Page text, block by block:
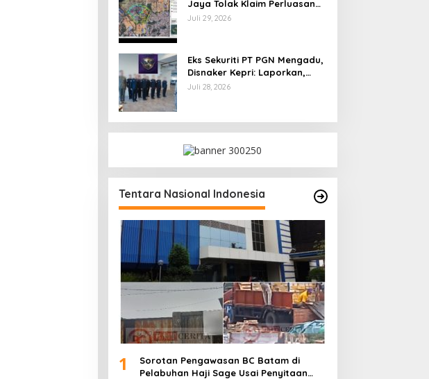
Jaya Tolak Klaim Perluasan
Kampung Tua Batu Merah
Juli 29, 2026
Eks Sekuriti PT PGN Mengadu,
Disnaker Kepri: Laporkan,
Kami Tindak Lanjuti
Juli 28, 2026
Tentara Nasional Indonesia
1
Sorotan Pengawasan BC Batam di
Pelabuhan Haji Sage Usai Penyitaan